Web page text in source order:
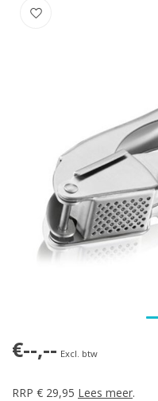
€--,-- Excl. btw
RRP € 29,95 Lees meer.